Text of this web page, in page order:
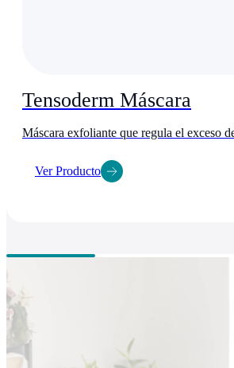
Tensoderm Máscara
Máscara exfoliante que regula el exceso
Ver Producto